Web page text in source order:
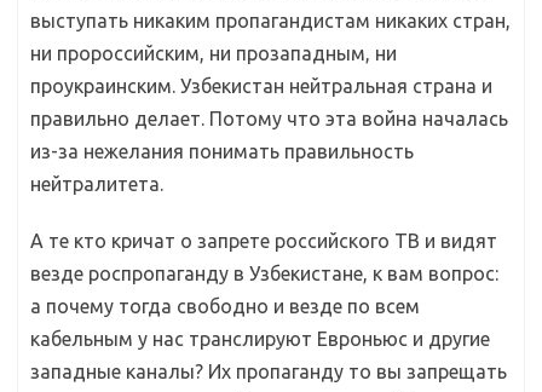
выступать никаким пропагандистам никаких стран,
ни пророссийским, ни прозападным, ни
проукраинским. Узбекистан нейтральная страна и
правильно делает. Потому что эта война началась
из-за нежелания понимать правильность
нейтралитета.
А те кто кричат о запрете российского ТВ и видят
везде роспропаганду в Узбекистане, к вам вопрос:
а почему тогда свободно и везде по всем
кабельным у нас транслируют Евроньюс и другие
западные каналы? Их пропаганду то вы запрещать